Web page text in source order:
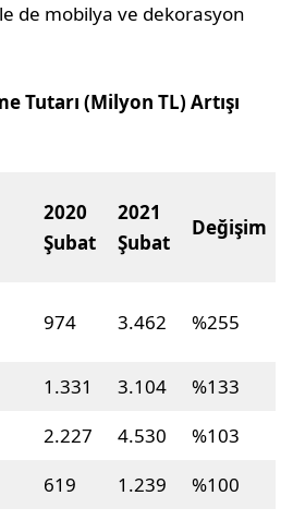
de mobilya ve dekorasyon
Tutarı (Milyon TL) Artışı
2020
Şubat
2021
Şubat
Değişim
974 3.462 %255
1.331 3.104
%133
2.227 4.530
%103
619 1.239
%100